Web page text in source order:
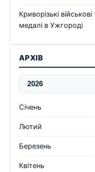
Криворізькі
медалі в Ужгороді
АРХІВ
Січень
Лютий
Березень
Квітень